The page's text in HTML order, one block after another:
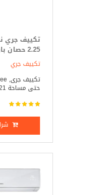
2.25 حصان بارد فقط
تكييف جري
حتى مساحة 21 متر وي ...